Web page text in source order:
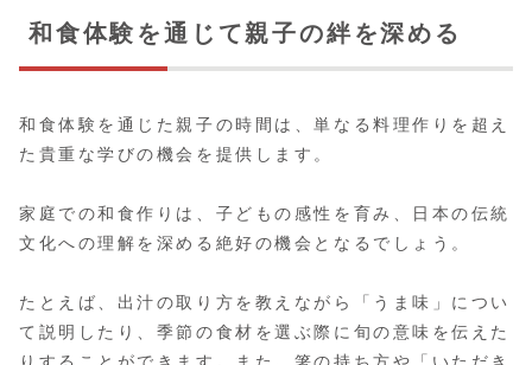
和食体験を通じて親子の絆を深める
和食体験を通じた親子の時間は、単なる料理作りを超え
た貴重な学びの機会を提供します。
家庭での和食作りは、子どもの感性を育み、日本の伝統
文化への理解を深める絶好の機会となるでしょう。
たとえば、出汁の取り方を教えながら「うま味」につい
て説明したり、季節の食材を選ぶ際に旬の意味を伝えた